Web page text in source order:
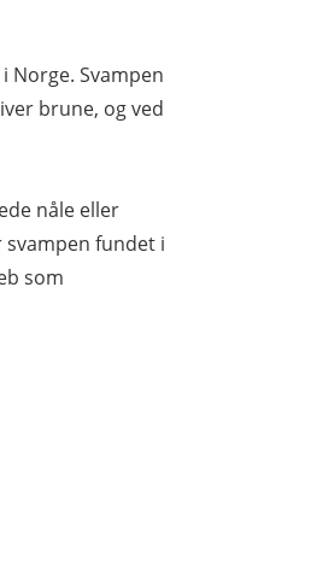
Svampen
brune, og ved
nåle eller
fundet i
som